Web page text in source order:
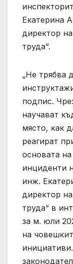
Екатерина
директор
труда“.
„Не трябва
подпис.
научават
място, как
реагират
основата
инциденти
инж.
директор
труда“ в
за м. юли
на